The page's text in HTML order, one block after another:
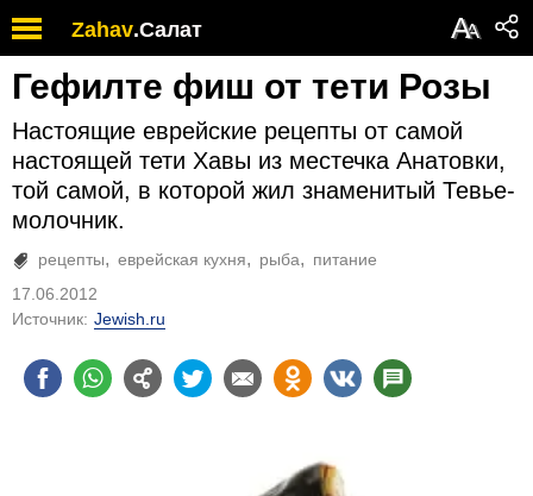
Zahav.Салат АА
Гефилте фиш от тети Розы
Настоящие еврейские рецепты от самой
настоящей тети Хавы из местечка Анатовки,
той самой, в которой жил знаменитый Тевье-
молочник.
рецепты еврейская кухня рыба
питание
17.06.2012
Источник: Jewish.ru